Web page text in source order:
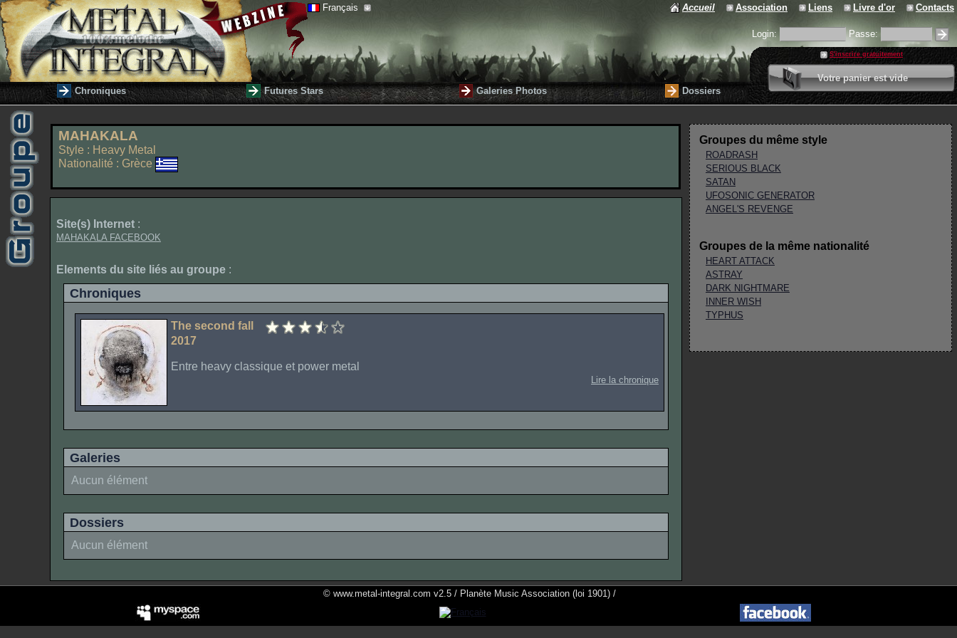
Français Accueil Association Liens Livre d'or Contacts
Login: Passe:
S'inscrire gratuitement
Votre panier est vide
0 article
Valider votre panier
Chroniques Futures Stars Galeries Photos Dossiers
MAHAKALA
Style : Heavy Metal
Nationalité : Grèce
Groupes du même style
ROADRASH
SERIOUS BLACK
SATAN
UFOSONIC GENERATOR
ANGEL'S REVENGE
Groupes de la même nationalité
HEART ATTACK
ASTRAY
DARK NIGHTMARE
INNER WISH
TYPHUS
Site(s) Internet :
MAHAKALA FACEBOOK
Elements du site liés au groupe :
Chroniques
The second fall
2017
Entre heavy classique et power metal
Lire la chronique
Galeries
Aucun élément
Dossiers
Aucun élément
© www.metal-integral.com v2.5 / Planète Music Association (loi 1901) /